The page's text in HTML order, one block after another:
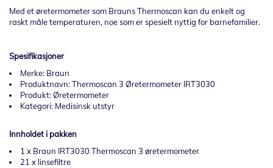
Med et øretermometer som Brauns Thermoscan kan du enkelt og
raskt måle temperaturen, noe som er spesielt nyttig for barnefamilier.
Spesifikasjoner
Merke: Braun
Produktnavn: Thermoscan 3 Øretermometer IRT3030
Produkt: Øretermometer
Kategori: Medisinsk utstyr
Innholdet i pakken
1 x Braun IRT3030 Thermoscan 3 øretermometer
21 x linsefiltre